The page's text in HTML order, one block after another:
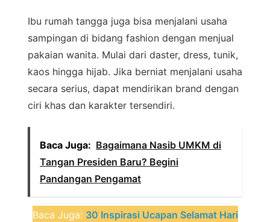
Ibu rumah tangga juga bisa menjalani usaha
sampingan di bidang fashion dengan menjual
pakaian wanita. Mulai dari daster, dress, tunik,
kaos hingga hijab. Jika berniat menjalani usaha
secara serius, dapat mendirikan brand dengan
ciri khas dan karakter tersendiri.
Baca Juga: Bagaimana Nasib UMKM di
Tangan Presiden Baru? Begini
Pandangan Pengamat
Baca Juga: 30 Inspirasi Ucapan Selamat Hari